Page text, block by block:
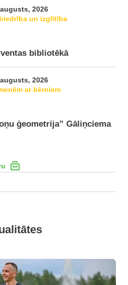
2026
un izglītība
bibliotēkā
2026
ar bērniem
ģeometrija” Gāliņciema